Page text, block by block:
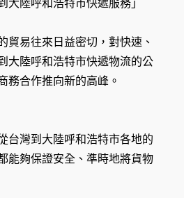
陸呼和浩特市快遞服務」
貿易往來日益密切，對快速、
大陸呼和浩特市快遞物流的公
務合作推向新的高峰。
台灣到大陸呼和浩特市各地的
能夠保證安全、準時地將貨物